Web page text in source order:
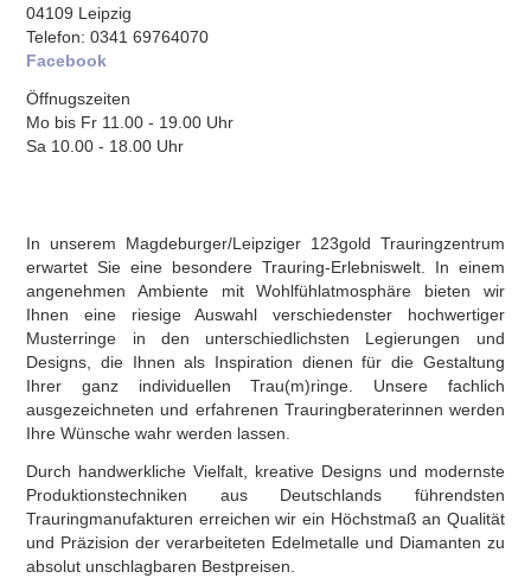
04109 Leipzig
Telefon: 0341 69764070
Facebook
Öffnugszeiten
Mo bis Fr 11.00 - 19.00 Uhr
Sa 10.00 - 18.00 Uhr
In unserem Magdeburger/Leipziger 123gold Trauringzentrum
erwartet Sie eine besondere Trauring-Erlebniswelt. In einem
angenehmen Ambiente mit Wohlfühlatmosphäre bieten wir
Ihnen eine riesige Auswahl verschiedenster hochwertiger
Musterringe in den unterschiedlichsten Legierungen und
Designs, die Ihnen als Inspiration dienen für die Gestaltung
Ihrer ganz individuellen Trau(m)ringe. Unsere fachlich
ausgezeichneten und erfahrenen Trauringberaterinnen werden
Ihre Wünsche wahr werden lassen.
Durch handwerkliche Vielfalt, kreative Designs und modernste
Produktionstechniken aus Deutschlands führendsten
Trauringmanufakturen erreichen wir ein Höchstmaß an Qualität
und Präzision der verarbeiteten Edelmetalle und Diamanten zu
absolut unschlagbaren Bestpreisen.